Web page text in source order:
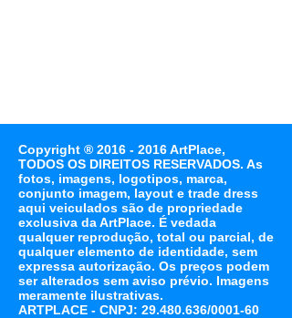
Copyright ® 2016 - 2016ArtPlace,
TODOS OS DIREITOS RESERVADOS. As
fotos, imagens, logotipos, marca,
conjunto imagem, layout e trade dress
aqui veiculados são de propriedade
exclusiva da ArtPlace. É vedada
qualquer reprodução, total ou parcial, de
qualquer elemento de identidade, sem
expressa autorização. Os preços podem
ser alterados sem aviso prévio. Imagens
meramente ilustrativas.
ARTPLACE - CNPJ: 29.480.636/0001-60